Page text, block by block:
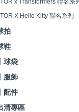
x Transformers 聯名系
X Hello Kitty 聯名系列
拍
鞋
球袋
服飾
配件
清專區